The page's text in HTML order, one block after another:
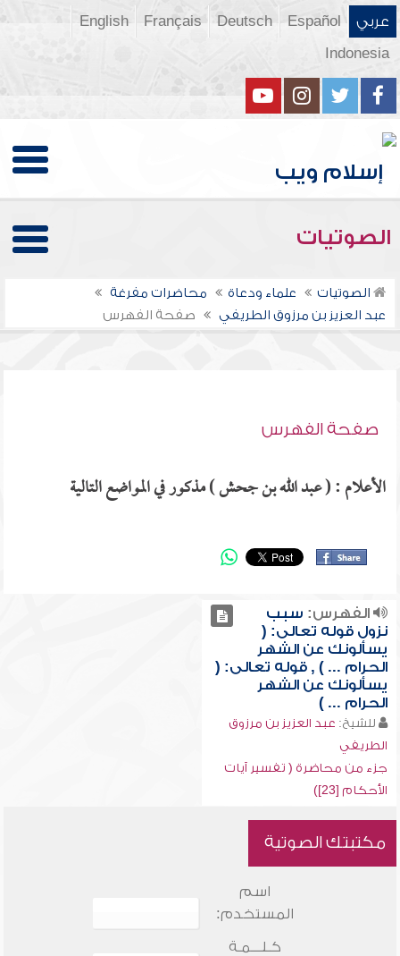
عربي Español
Deutsch
Français
English
Indonesia
الصوتيات
الصوتيات علماء ودعاة
محاضرات مفرغة
عبد العزيز بن مرزوق الطريفي
صفحة الفهرس
صفحة الفهرس
الأعلام : ( عبد الله بن جحش ) مذكور في المواضع التالية
الفهرس: سبب
نزول قوله تعالى: (
يسألونك عن الشهر
الحرام ... ) , قوله تعالى: (
يسألونك عن الشهر
الحرام ... )
للشيخ: عبد العزيز بن مرزوق
الطريفي
جزء من محاضرة ( تفسير آيات
الأحكام [23])
مكتبتك الصوتية
اسم
المستخدم:
كـلـــمـة